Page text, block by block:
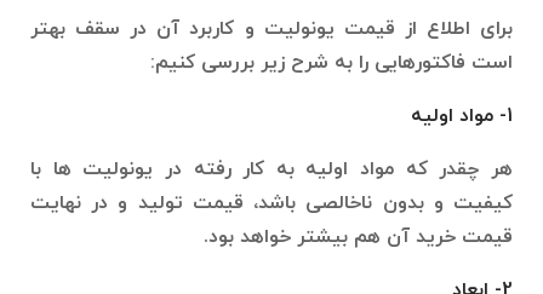
برای اطلاع از قیمت یونولیت و کاربرد آن در سقف بهتر
است فاکتورهایی را به شرح زیر بررسی کنیم:
1- مواد اولیه
هر چقدر که مواد اولیه به کار رفته در یونولیت ‌ها با
کیفیت و بدون ناخالصی باشد، قیمت تولید و در نهایت
قیمت خرید آن‌ هم بیشتر خواهد بود.